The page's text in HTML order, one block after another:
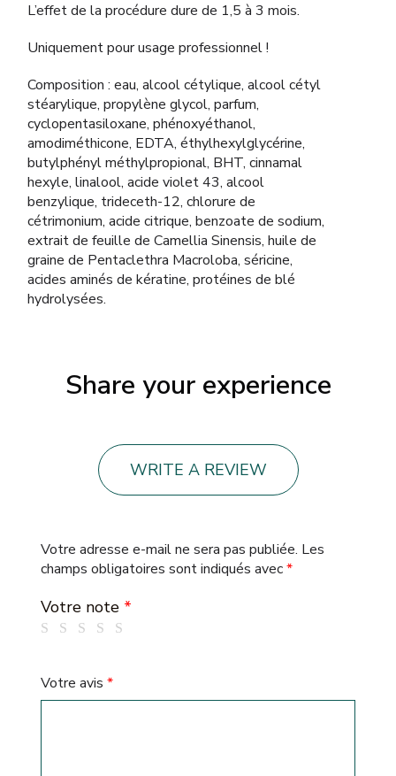
L’effet de la procédure dure de 1,5 à 3 mois.
Uniquement pour usage professionnel !
Composition : eau, alcool cétylique, alcool cétyl
stéarylique, propylène glycol, parfum,
cyclopentasiloxane, phénoxyéthanol,
amodiméthicone, EDTA, éthylhexylglycérine,
butylphényl méthylpropional, BHT, cinnamal
hexyle, linalool, acide violet 43, alcool
benzylique, trideceth-12, chlorure de
cétrimonium, acide citrique, benzoate de sodium,
extrait de feuille de Camellia Sinensis, huile de
graine de Pentaclethra Macroloba, séricine,
acides aminés de kératine, protéines de blé
hydrolysées.
Share your experience
WRITE A REVIEW
Votre adresse e-mail ne sera pas publiée. Les
champs obligatoires sont indiqués avec*
Votre note *
Votre avis *